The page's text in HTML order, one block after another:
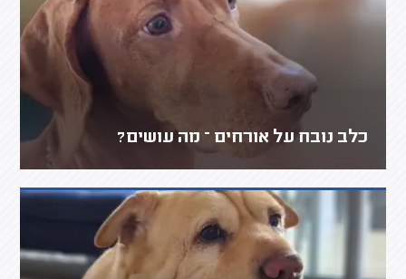
כלב נובח על אורחים – מה עושים?